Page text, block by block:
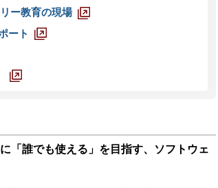
ー教育の現場
ート
「誰でも使える」を目指す、ソフトウェ